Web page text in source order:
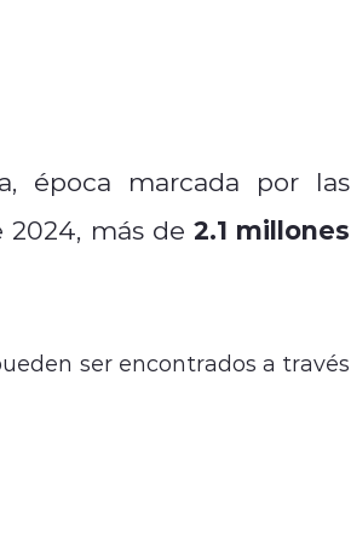
época marcada por las
2024, más de 2.1 millones
ser encontrados a través